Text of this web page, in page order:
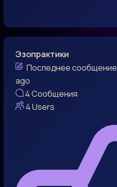
Эзопрактики
Последнее сообщение
ago
4Сообщения
4Users